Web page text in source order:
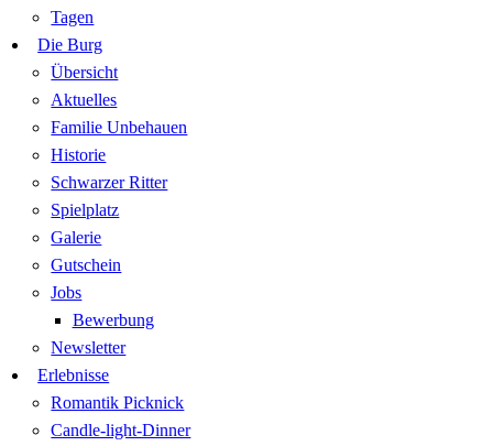
Tagen
Die Burg
Übersicht
Aktuelles
Familie Unbehauen
Historie
Schwarzer Ritter
Spielplatz
Galerie
Gutschein
Jobs
Bewerbung
Newsletter
Erlebnisse
Romantik Picknick
Candle-light-Dinner